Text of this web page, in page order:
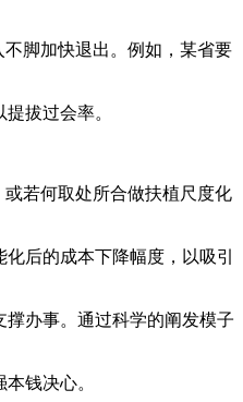
脚加快退出。例如，某省要
拔过会率。
若何取处所合做扶植尺度化
后的成本下降幅度，以吸引
办事。通过科学的阐发模子
钱决心。